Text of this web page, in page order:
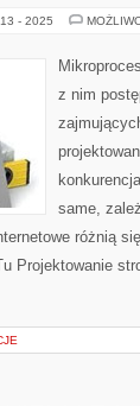
- 2025
z nim
same,
różnią
Projektowanie